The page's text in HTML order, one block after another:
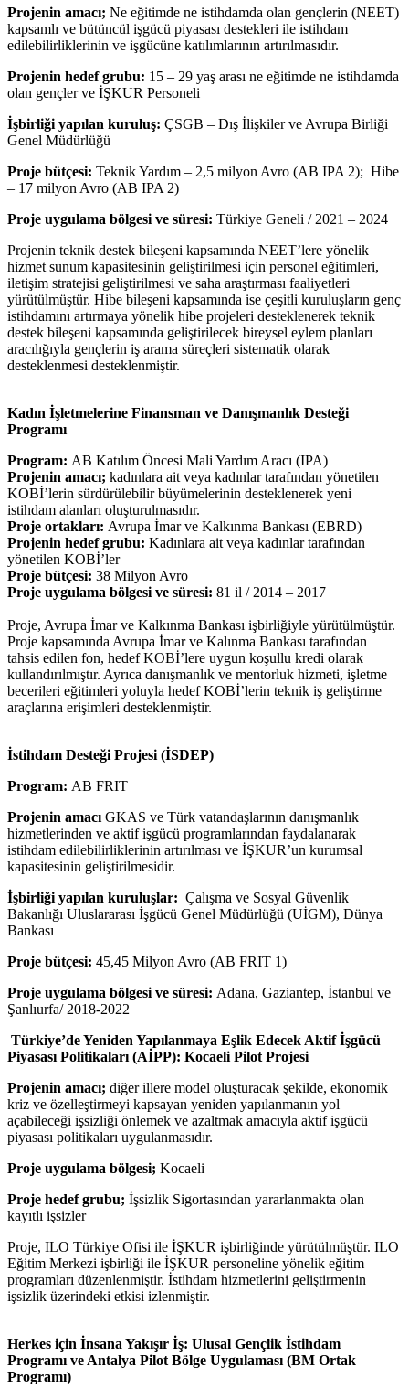
Projenin amacı; Ne eğitimde ne istihdamda olan gençlerin (NEET)
kapsamlı ve bütüncül işgücü piyasası destekleri ile istihdam
edilebilirliklerinin ve işgücüne katılımlarının artırılmasıdır.
Projenin hedef grubu: 15 – 29 yaş arası ne eğitimde ne istihdamda
olan gençler ve İŞKUR Personeli
İşbirliği yapılan kuruluş: ÇSGB – Dış İlişkiler ve Avrupa Birliği
Genel Müdürlüğü
Proje bütçesi: Teknik Yardım – 2,5 milyon Avro (AB IPA 2); Hibe
– 17 milyon Avro (AB IPA 2)
Proje uygulama bölgesi ve süresi: Türkiye Geneli / 2021 – 2024
Projenin teknik destek bileşeni kapsamında NEET’lere yönelik
hizmet sunum kapasitesinin geliştirilmesi için personel eğitimleri,
iletişim stratejisi geliştirilmesi ve saha araştırması faaliyetleri
yürütülmüştür. Hibe bileşeni kapsamında ise çeşitli kuruluşların genç
istihdamını artırmaya yönelik hibe projeleri desteklenerek teknik
destek bileşeni kapsamında geliştirilecek bireysel eylem planları
aracılığıyla gençlerin iş arama süreçleri sistematik olarak
desteklenmesi desteklenmiştir.
Kadın İşletmelerine Finansman ve Danışmanlık Desteği
Programı
Program: AB Katılım Öncesi Mali Yardım Aracı (IPA)
Projenin amacı; kadınlara ait veya kadınlar tarafından yönetilen
KOBİ’lerin sürdürülebilir büyümelerinin desteklenerek yeni
istihdam alanları oluşturulmasıdır.
Proje ortakları: Avrupa İmar ve Kalkınma Bankası (EBRD)
Projenin hedef grubu: Kadınlara ait veya kadınlar tarafından
yönetilen KOBİ’ler
Proje bütçesi: 38 Milyon Avro
Proje uygulama bölgesi ve süresi: 81 il / 2014 – 2017
Proje, Avrupa İmar ve Kalkınma Bankası işbirliğiyle yürütülmüştür.
Proje kapsamında Avrupa İmar ve Kalınma Bankası tarafından
tahsis edilen fon, hedef KOBİ’lere uygun koşullu kredi olarak
kullandırılmıştır. Ayrıca danışmanlık ve mentorluk hizmeti, işletme
becerileri eğitimleri yoluyla hedef KOBİ’lerin teknik iş geliştirme
araçlarına erişimleri desteklenmiştir.
İstihdam Desteği Projesi (İSDEP)
Program: AB FRIT
Projenin amacı GKAS ve Türk vatandaşlarının danışmanlık
hizmetlerinden ve aktif işgücü programlarından faydalanarak
istihdam edilebilirliklerinin artırılması ve İŞKUR’un kurumsal
kapasitesinin geliştirilmesidir.
İşbirliği yapılan kuruluşlar: Çalışma ve Sosyal Güvenlik
Bakanlığı Uluslararası İşgücü Genel Müdürlüğü (UİGM), Dünya
Bankası
Proje bütçesi: 45,45 Milyon Avro (AB FRIT 1)
Proje uygulama bölgesi ve süresi: Adana, Gaziantep, İstanbul ve
Şanlıurfa/ 2018-2022
Türkiye’de Yeniden Yapılanmaya Eşlik Edecek Aktif İşgücü
Piyasası Politikaları (AİPP): Kocaeli Pilot Projesi
Projenin amacı; diğer illere model oluşturacak şekilde, ekonomik
kriz ve özelleştirmeyi kapsayan yeniden yapılanmanın yol
açabileceği işsizliği önlemek ve azaltmak amacıyla aktif işgücü
piyasası politikaları uygulanmasıdır.
Proje uygulama bölgesi; Kocaeli
Proje hedef grubu; İşsizlik Sigortasından yararlanmakta olan
kayıtlı işsizler
Proje, ILO Türkiye Ofisi ile İŞKUR işbirliğinde yürütülmüştür. ILO
Eğitim Merkezi işbirliği ile İŞKUR personeline yönelik eğitim
programları düzenlenmiştir. İstihdam hizmetlerini geliştirmenin
işsizlik üzerindeki etkisi izlenmiştir.
Herkes için İnsana Yakışır İş: Ulusal Gençlik İstihdam
Programı ve Antalya Pilot Bölge Uygulaması (BM Ortak
Programı)